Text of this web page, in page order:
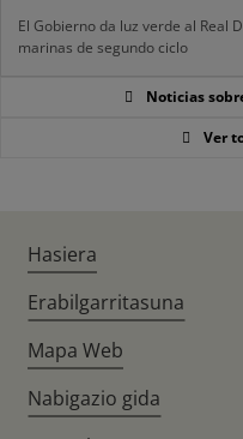
El Gobierno da luz verde al Real
marinas de segundo ciclo
Noticias
Ver
Hasiera
Erabilgarritasuna
Mapa Web
Nabigazio gida